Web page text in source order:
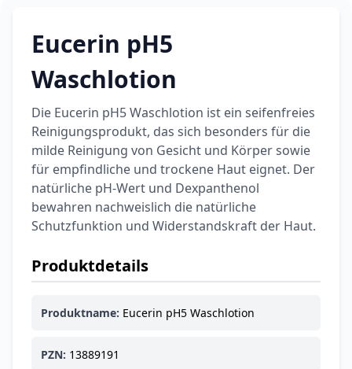
Eucerin pH5
Waschlotion
Die Eucerin pH5 Waschlotion ist ein seifenfreies
Reinigungsprodukt, das sich besonders für die
milde Reinigung von Gesicht und Körper sowie
für empfindliche und trockene Haut eignet. Der
natürliche pH-Wert und Dexpanthenol
bewahren nachweislich die natürliche
Schutzfunktion und Widerstandskraft der Haut.
Produktdetails
Produktname: Eucerin pH5 Waschlotion
PZN: 13889191